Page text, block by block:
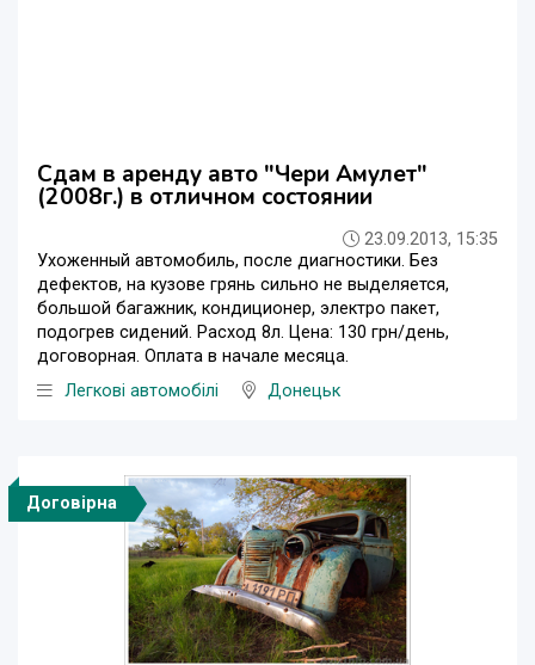
Сдам в аренду авто "Чери Амулет"
(2008г.) в отличном состоянии
23.09.2013, 15:35
Ухоженный автомобиль, после диагностики. Без
дефектов, на кузове грянь сильно не выделяется,
большой багажник, кондиционер, электро пакет,
подогрев сидений. Расход 8л. Цена: 130 грн/день,
договорная. Оплата в начале месяца.
Легкові автомобілі
Донецьк
Договірна